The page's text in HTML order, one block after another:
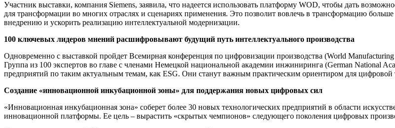
Участник выставки, компания Siemens, заявила, что надеется использовать платформу WOD, чтобы дать
для трансформации во многих отраслях и сценариях применения. Это позволит вовлечь в трансформацию
внедрению и ускорить реализацию интеллектуальной модернизации.
100 ключевых лидеров мнений расшифровывают будущий путь интеллектуального производства
Одновременно с выставкой пройдет Всемирная конференция по цифровизации производства (World
Группа из 100 экспертов во главе с членами Немецкой национальной академии инжиниринга (German National
предприятий по таким актуальным темам, как ESG. Они станут важным практическим ориентиром для цифровой
Создание «инновационной инкубационной зоны» для поддержания новых цифровых сил
«Инновационная инкубационная зона» соберет более 30 новых технологических предприятий в области
инновационной платформы. Ее цель – вырастить «скрытых чемпионов» следующего поколения цифровых